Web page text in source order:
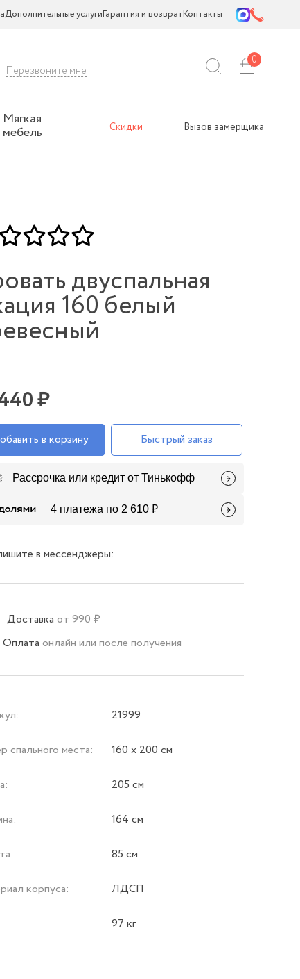
Дополнительные услугиГарантия и возвратКонтакты
Перезвоните мне
0
Мягкая
мебель Скидки Вызов замерщика
двуспальная
160 белый
₽
в корзину Быстрый заказ
Рассрочка или кредит от Тинькофф
4 платежа по 2 610 ₽
в мессенджеры:
Доставка от 990 ₽
Оплата онлайн или после получения
21999
спального места: 160 х 200 см
205 см
164 см
85 см
корпуса: ЛДСП
97 кг